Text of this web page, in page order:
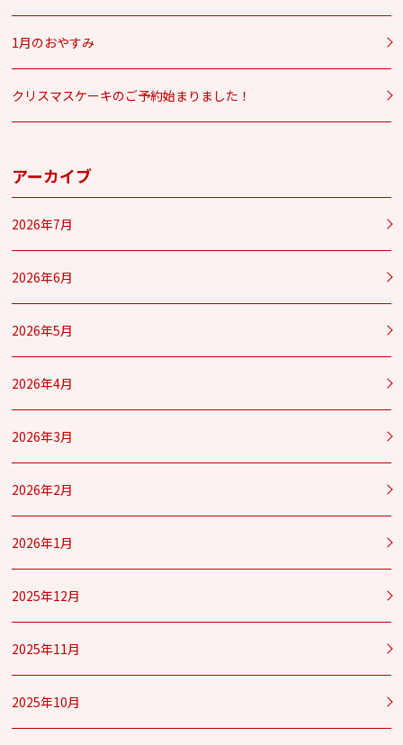
1月のおやすみ
クリスマスケーキのご予約始まりました！
アーカイブ
2026年7月
2026年6月
2026年5月
2026年4月
2026年3月
2026年2月
2026年1月
2025年12月
2025年11月
2025年10月